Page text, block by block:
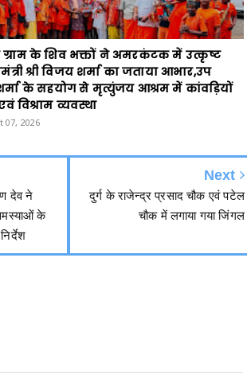
ग्राम के शिव भक्तों ने अमरकंटक में उत्कृष्ट
श्री विजय शर्मा का जताया आभार,उप
शर्मा के सहयोग से मृत्युंजय आश्रम में कांवड़ियों
विश्राम व्यवस्था
07, 2026
के
चौक में लगाया गया जिंगल